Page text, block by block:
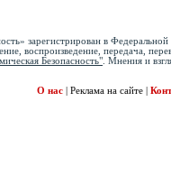
зарегистрирован в
воспроизведение, передача,
Безопасность" . Мнения и
О нас
Реклама на сайте